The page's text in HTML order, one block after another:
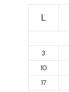
L
3
10
17